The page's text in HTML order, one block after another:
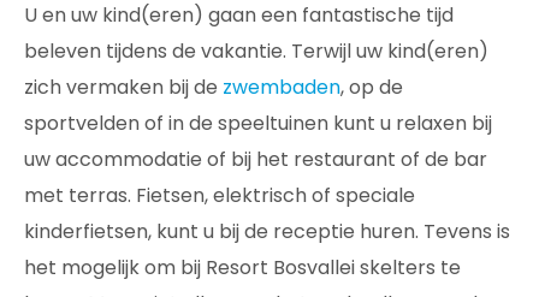
U en uw kind(eren) gaan een fantastische tijd
beleven tijdens de vakantie. Terwijl uw kind(eren)
zich vermaken bij de zwembaden, op de
sportvelden of in de speeltuinen kunt u relaxen bij
uw accommodatie of bij het restaurant of de bar
met terras. Fietsen, elektrisch of speciale
kinderfietsen, kunt u bij de receptie huren. Tevens is
het mogelijk om bij Resort Bosvallei skelters te